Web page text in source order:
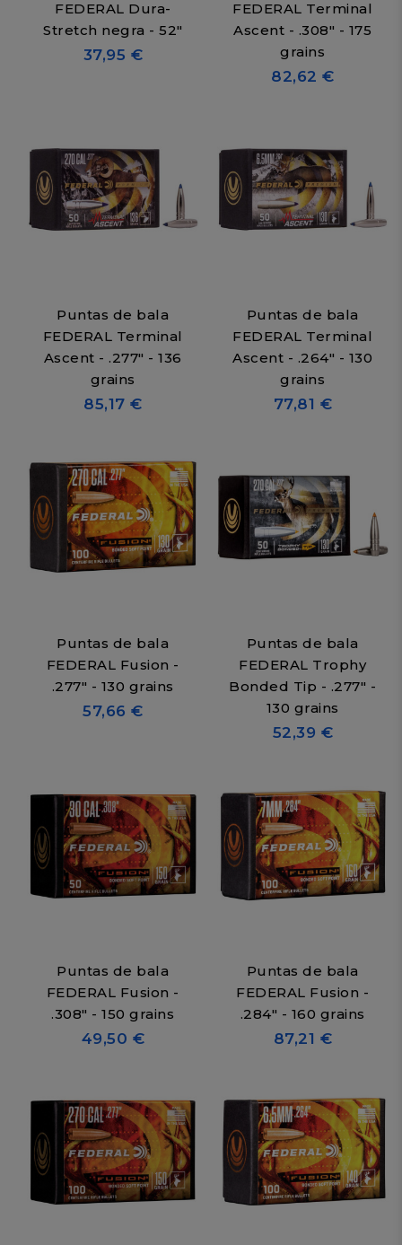
FEDERAL Dura-
Stretch negra - 52"
37,95 €
FEDERAL Terminal
Ascent - .308" - 175
grains
82,62 €
Puntas de bala
FEDERAL Terminal
Ascent - .277" - 136
grains
85,17 €
Puntas de bala
FEDERAL Terminal
Ascent - .264" - 130
grains
77,81 €
Puntas de bala
FEDERAL Fusion -
.277" - 130 grains
57,66 €
Puntas de bala
FEDERAL Trophy
Bonded Tip - .277" -
130 grains
52,39 €
Puntas de bala
FEDERAL Fusion -
.308" - 150 grains
49,50 €
Puntas de bala
FEDERAL Fusion -
.284" - 160 grains
87,21 €